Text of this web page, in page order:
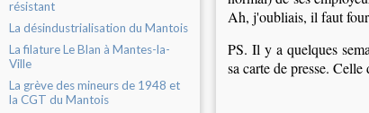
résistant
La désindustrialisation du Mantois
La filature Le Blan à Mantes-la-
Ville
La grève des mineurs de 1948 et
la CGT du Mantois
Ah, j'oubliais, il faut
PS. Il y a quelques
sa carte de presse. Celle